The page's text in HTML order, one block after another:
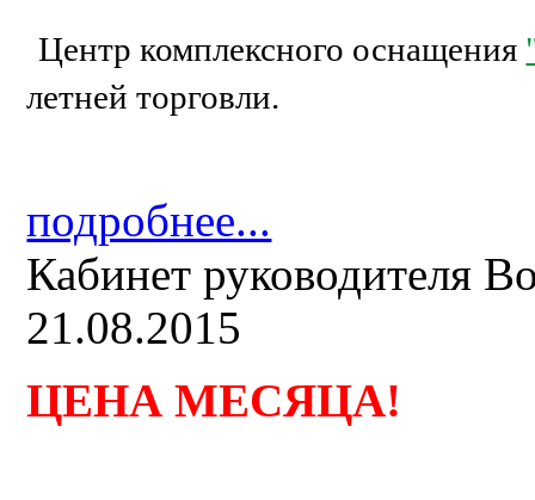
Центр комплексного оснащения
летней торговли.
подробнее...
Кабинет руководителя
21.08.2015
ЦЕНА МЕСЯЦА!